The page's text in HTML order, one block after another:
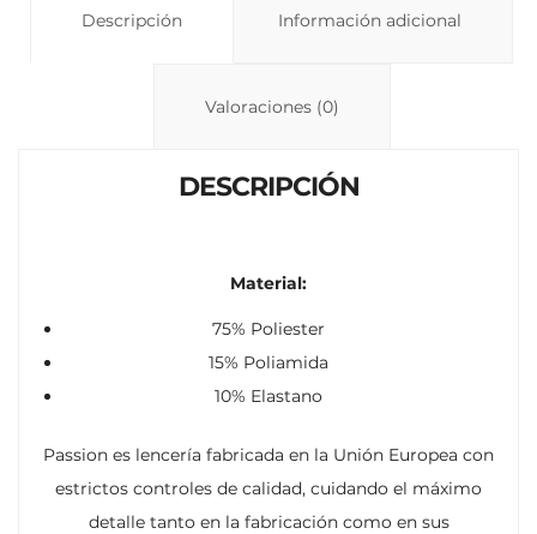
s
p
Descripción Información adicional
Valoraciones (0)
DESCRIPCIÓN
Material:
75% Poliester
15% Poliamida
10% Elastano
Passion es lencería fabricada en la Unión Europea con
estrictos controles de calidad, cuidando el máximo
detalle tanto en la fabricación como en sus